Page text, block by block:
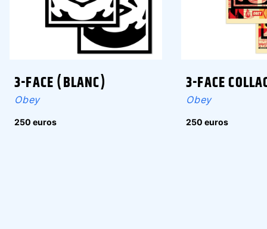
3-FACE (BLANC)
Obey
250 euros
3-FACE
Obey
250 euros